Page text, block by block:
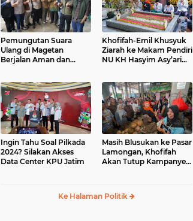
Pemungutan Suara
Ulang di Magetan
Berjalan Aman dan
Khofifah-Emil Khusyuk
Ziarah ke Makam Pendiri
NU KH Hasyim Asy’ari
Ingin Tahu Soal Pilkada
2024? Silakan Akses
Data Center KPU Jatim
Masih Blusukan ke Pasar
Lamongan, Khofifah
Akan Tutup Kampanye
Ke Halaman Politik